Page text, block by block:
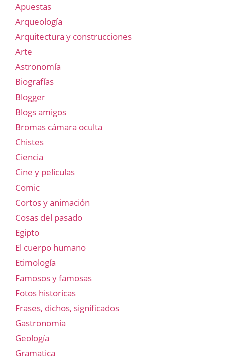
Apuestas
Arqueología
Arquitectura y construcciones
Arte
Astronomía
Biografías
Blogger
Blogs amigos
Bromas cámara oculta
Chistes
Ciencia
Cine y películas
Comic
Cortos y animación
Cosas del pasado
Egipto
El cuerpo humano
Etimología
Famosos y famosas
Fotos historicas
Frases, dichos, significados
Gastronomía
Geología
Gramatica